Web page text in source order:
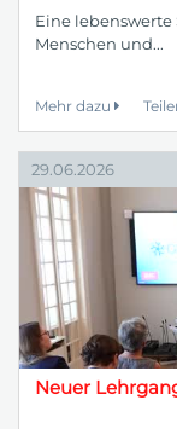
Eine
Menschen und...
Mehr dazu
29.06.2026
Neuer